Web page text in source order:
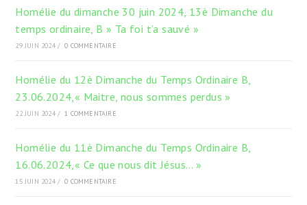
Homélie du dimanche 30 juin 2024, 13è Dimanche du
temps ordinaire, B » Ta foi t’a sauvé »
29 JUIN 2024 / 0 COMMENTAIRE
Homélie du 12è Dimanche du Temps Ordinaire B,
23.06.2024,« Maitre, nous sommes perdus »
22 JUIN 2024 / 1 COMMENTAIRE
Homélie du 11è Dimanche du Temps Ordinaire B,
16.06.2024,« Ce que nous dit Jésus… »
15 JUIN 2024 / 0 COMMENTAIRE